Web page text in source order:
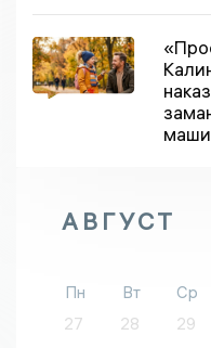
АВГУСТ
Пн Вт Ср
27
28 29